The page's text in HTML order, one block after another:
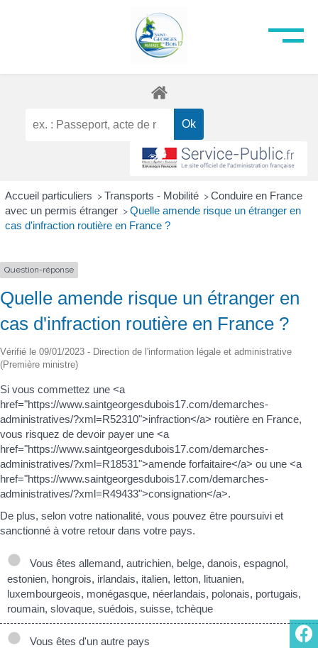
Accueil particuliers > Transports - Mobilité > Conduire en France
avec un permis étranger > Quelle amende risque un étranger en
cas d'infraction routière en France ?
Question-réponse
Quelle amende risque un étranger en
cas d'infraction routière en France ?
Vérifié le 09/01/2023 - Direction de l'information légale et administrative
(Première ministre)
Si vous commettez une <a
href="https://www.saintgeorgesdubois17.com/demarches-
administratives/?xml=R52310">infraction</a> routière en France,
vous risquez de devoir payer une <a
href="https://www.saintgeorgesdubois17.com/demarches-
administratives/?xml=R18531">amende forfaitaire</a> ou une <a
href="https://www.saintgeorgesdubois17.com/demarches-
administratives/?xml=R49433">consignation</a>.
De plus, selon votre nationalité, vous pouvez être poursuivi et
sanctionné à votre retour dans votre pays.
Vous êtes allemand, autrichien, belge, danois, espagnol,
estonien, hongrois, irlandais, italien, letton, lituanien,
luxembourgeois, monégasque, néerlandais, polonais, portugais,
roumain, slovaque, suédois, suisse, tchèque
Vous êtes d'un autre pays